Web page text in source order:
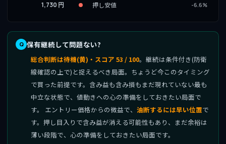
1,730 円 押し安値 -6.6%
保有継続して問題ない?
総合判断は待機(黄)・スコア 53 / 100。継続は条件付き(防衛
線確認の上で)と捉えるべき局面。ちょうど今このタイミング
で買った前提です。含み益も含み損もまだ現れていない最も
中立な状態で、値動きへの心の準備をしておきたい局面で
す。 エントリー価格からの微益で、 油断するには早い位置で
す。押し目入りで含み益が消える可能性もあり、まだ余裕は
薄い段階で、心の準備をしておきたい局面です。